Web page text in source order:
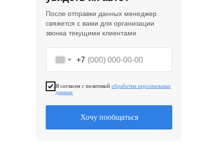
+7
Я согласен с политикой обработки персональных
данных
Хочу пообщаться
После отправки данных менеджер
свяжется с вами для организации
звонка текущими клиентами